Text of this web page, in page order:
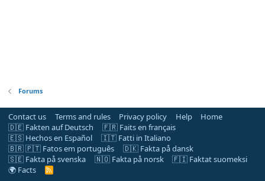
Forums
Contact us Terms and rules Privacy policy Help
Home
🇩🇪 Fakten auf Deutsch
🇫🇷 Faits en français
🇪🇸 Hechos en Español
🇮🇹 Fatti in Italiano
🇧🇷 🇵🇹 Fatos em português
🇩🇰 Fakta på dansk
🇸🇪 Fakta på svenska
🇳🇴 Fakta på norsk
🇫🇮 Faktat suomeksi
🌍 Facts
R